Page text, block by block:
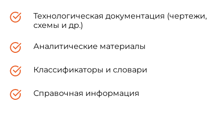
Технологическая документация (чертежи,
схемы и др.)
Аналитические материалы
Классификаторы и словари
Справочная информация